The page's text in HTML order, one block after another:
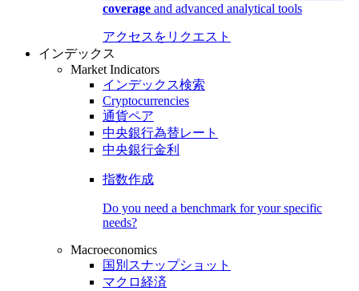
coverage and advanced analytical tools
アクセスをリクエスト
インデックス
Market Indicators
インデックス検索
Cryptocurrencies
通貨ペア
中央銀行為替レート
中央銀行金利
指数作成
Do you need a benchmark for your specific
needs?
Macroeconomics
国別スナップショット
マクロ経済